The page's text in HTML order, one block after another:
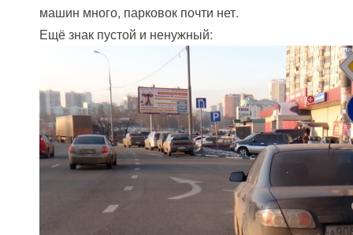
машин много, парковок почти нет.
Ещё знак пустой и ненужный: